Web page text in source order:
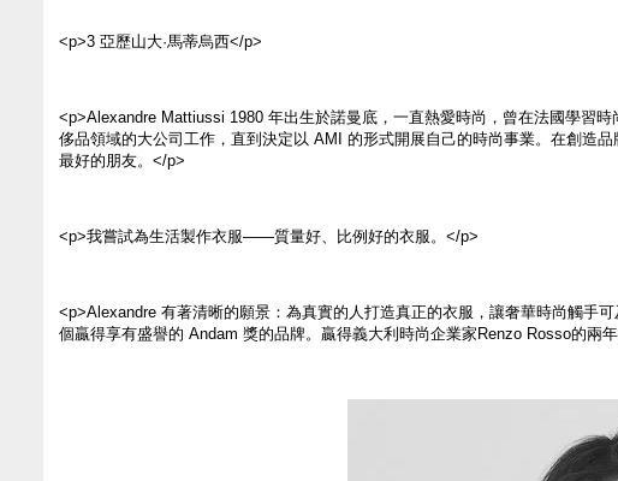
<p>3 亞歷山大·馬蒂烏西</p>
<p>Alexandre Mattiussi 1980 年出生於諾曼底，一直熱愛時尚，曾在法國學習
侈品領域的大公司工作，直到決定以 AMI 的形式開展自己的時尚事業。在創造
最好的朋友。</p>
<p>我嘗試為生活製作衣服——質量好、比例好的衣服。</p>
<p>Alexandre 有著清晰的願景：為真實的人打造真正的衣服，讓奢華時尚觸手
個贏得享有盛譽的 Andam 獎的品牌。贏得義大利時尚企業家Renzo Rosso的兩